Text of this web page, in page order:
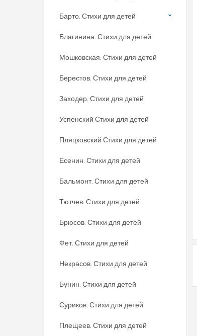
Барто. Стихи для детей
Благинина. Стихи для детей
Мошковская. Стихи для детей
Берестов. Стихи для детей
Заходер. Стихи для детей
Успенский Стихи для детей
Пляцковский Стихи для детей
Есенин. Стихи для детей
Бальмонт. Стихи для детей
Тютчев. Стихи для детей
Брюсов. Стихи для детей
Фет. Стихи для детей
Некрасов. Стихи для детей
Бунин. Стихи для детей
Суриков. Стихи для детей
Плещеев. Стихи для детей